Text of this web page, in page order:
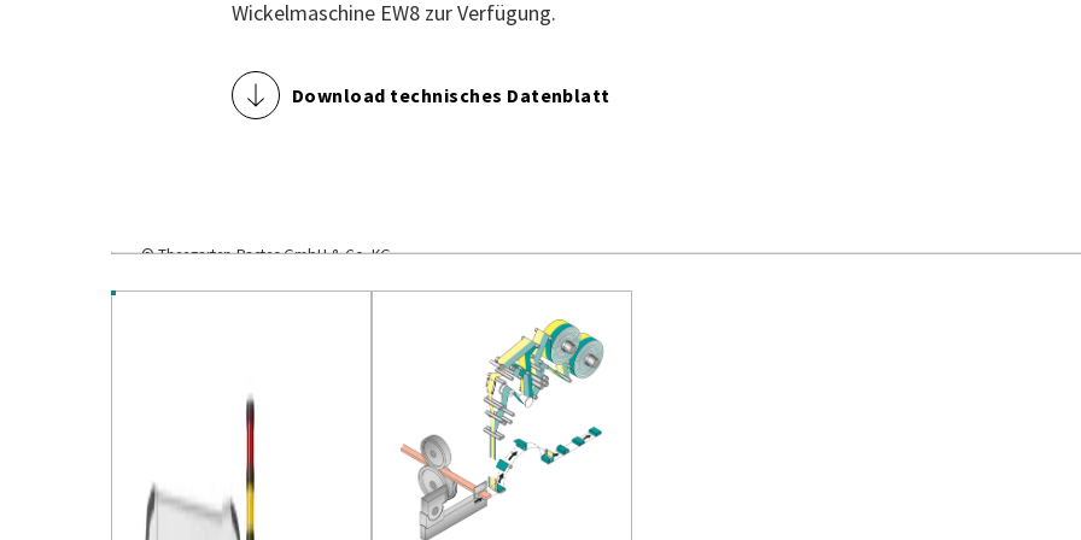
Wickelmaschine EW8 zur Verfügung.
Download technisches Datenblatt
© Theegarten-Pactec GmbH & Co. KG